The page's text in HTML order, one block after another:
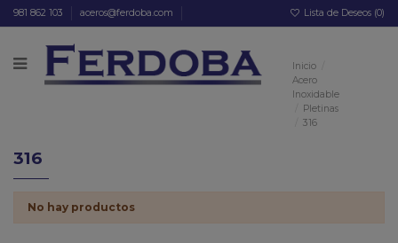
981 862 103 aceros@ferdoba.com Lista de Deseos (0)
Inicio
Acero
Inoxidable
Pletinas
316
316
No hay productos